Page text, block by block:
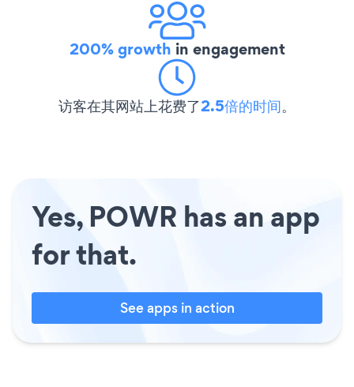
200% growth in engagement
访客在其网站上花费了2.5倍的时间。
Yes, POWR has an app
for that.
See apps in action